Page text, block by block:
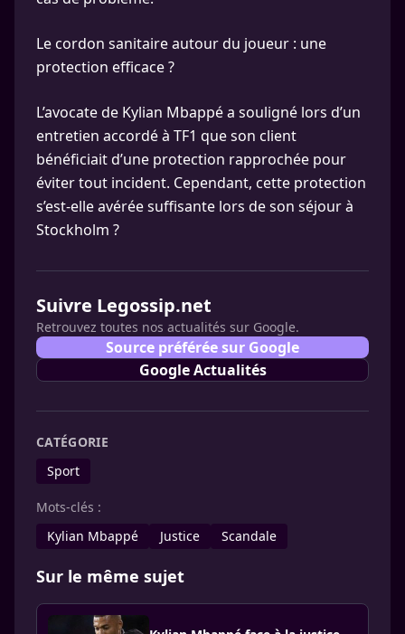
Le cordon sanitaire autour du joueur : une
protection efficace ?
L’avocate de Kylian Mbappé a souligné lors d’un
entretien accordé à TF1 que son client
bénéficiait d’une protection rapprochée pour
éviter tout incident. Cependant, cette protection
s’est-elle avérée suffisante lors de son séjour à
Stockholm ?
Suivre Legossip.net
Retrouvez toutes nos actualités sur Google.
Source préférée sur Google
Google Actualités
CATÉGORIE
Sport
Mots-clés :
Kylian Mbappé
Justice Scandale
Sur le même sujet